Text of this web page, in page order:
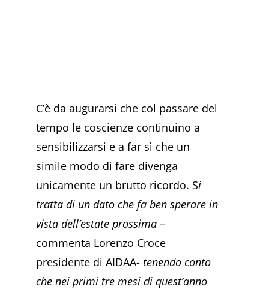
C’è da augurarsi che col passare del
tempo le coscienze continuino a
sensibilizzarsi e a far sì che un
simile modo di fare divenga
unicamente un brutto ricordo. Si
tratta di un dato che fa ben sperare in
vista dell’estate prossima –
commenta Lorenzo Croce
presidente di AIDAA- tenendo conto
che nei primi tre mesi di quest’anno